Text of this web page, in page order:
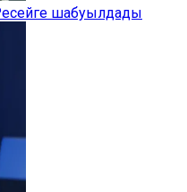
шабуылдады